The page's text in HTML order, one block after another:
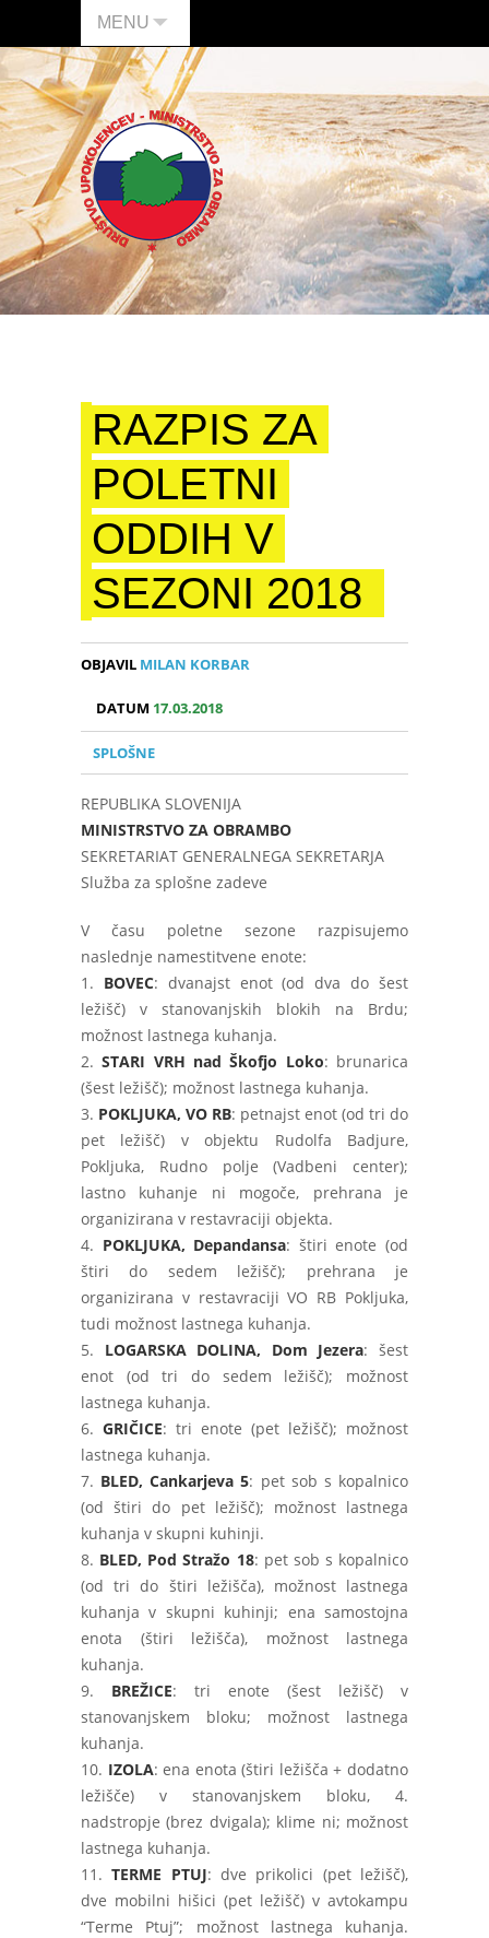
MENU
RAZPIS ZA
POLETNI
ODDIH V
SEZONI 2018
OBJAVIL MILAN KORBAR
DATUM 17.03.2018
SPLOŠNE
REPUBLIKA SLOVENIJA
MINISTRSTVO ZA OBRAMBO
SEKRETARIAT GENERALNEGA SEKRETARJA
Služba za splošne zadeve
V času poletne sezone razpisujemo
naslednje namestitvene enote:
1. BOVEC: dvanajst enot (od dva do šest
ležišč) v stanovanjskih blokih na Brdu;
možnost lastnega kuhanja.
2.STARI VRH nad Škofjo Loko: brunarica
(šest ležišč); možnost lastnega kuhanja.
3. POKLJUKA, VO RB: petnajst enot (od tri do
pet ležišč) v objektu Rudolfa Badjure,
Pokljuka, Rudno polje (Vadbeni center);
lastno kuhanje ni mogoče, prehrana je
organizirana v restavraciji objekta.
4. POKLJUKA, Depandansa: štiri enote (od
štiri do sedem ležišč); prehrana je
organizirana v restavraciji VO RB Pokljuka,
tudi možnost lastnega kuhanja.
5. LOGARSKA DOLINA, Dom Jezera: šest
enot (od tri do sedem ležišč); možnost
lastnega kuhanja.
6. GRIČICE: tri enote (pet ležišč); možnost
lastnega kuhanja.
7. BLED, Cankarjeva 5: pet sob s kopalnico
(od štiri do pet ležišč); možnost lastnega
kuhanja v skupni kuhinji.
8. BLED, Pod Stražo 18: pet sob s kopalnico
(od tri do štiri ležišča), možnost lastnega
kuhanja v skupni kuhinji; ena samostojna
enota (štiri ležišča), možnost lastnega
kuhanja.
9. BREŽICE: tri enote (šest ležišč) v
stanovanjskem bloku; možnost lastnega
kuhanja.
10. IZOLA: ena enota (štiri ležišča + dodatno
ležišče) v stanovanjskem bloku, 4.
nadstropje (brez dvigala); klime ni; možnost
lastnega kuhanja.
11.TERME PTUJ: dve prikolici (pet ležišč),
dve mobilni hišici (pet ležišč) v avtokampu
“Terme Ptuj”; možnost lastnega kuhanja.